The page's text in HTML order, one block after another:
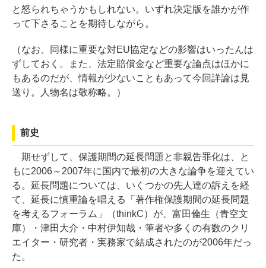
と怒られちゃうかもしれない。いずれ決定版を誰かが作
って下さることを期待しながら。
（なお、同様に重要な対EU協定などの影響はいったんは
ずしておく。また、法定賠償金など重要な論点はほかに
もあるのだが、情報が少ないこともあって今回詳論は見
送り。人物名は敬称略。）
前史
期せずして、保護期間の延長問題と非親告罪化は、と
もに2006～2007年に国内で最初の大きな論争を迎えてい
る。延長問題については、いくつかの先人達の訴えを経
て、延長に慎重論を唱える「著作権保護期間の延長問題
を考えるフォーラム」（thinkC）が、富田倫生（青空文
庫）・津田大介・中村伊知哉・筆者や多くの有数のクリ
エイター・研究者・実務家で結成されたのが2006年だっ
た。